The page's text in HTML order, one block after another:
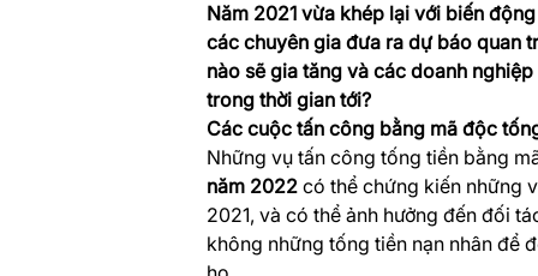
Năm 2021 vừa khép lại với biến
các chuyên gia đưa ra dự báo quan
nào sẽ gia tăng và các doanh
trong thời gian tới?
Các cuộc tấn công bằng mã độc
Những vụ tấn công tống tiền bằng
năm 2022 có thể chứng kiến những
2021, và có thể ảnh hưởng đến đối
không những tống tiền nạn nhân để